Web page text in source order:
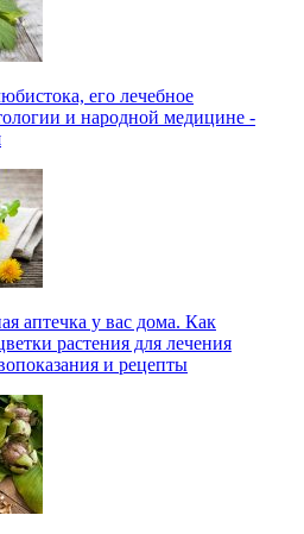
его лечебное
и народной медицине -
аптечка у вас дома. Как
растения для лечения
и рецепты